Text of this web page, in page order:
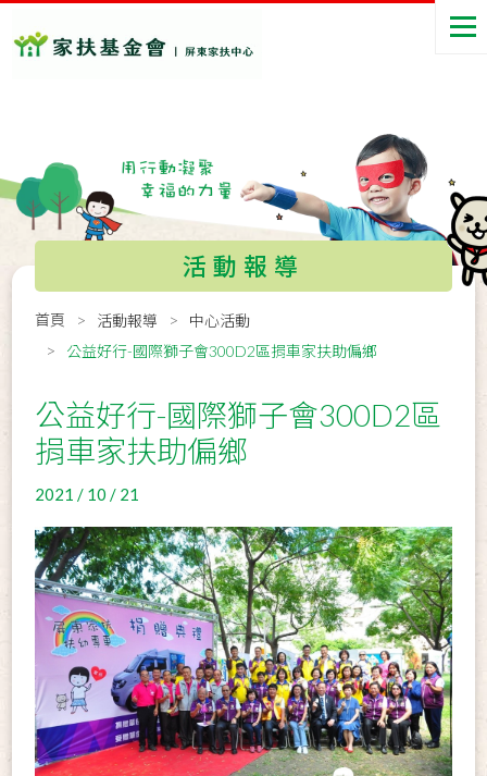
活動報導
首頁 活動報導
中心活動
公益好行-國際獅子會300D2區捐車家扶助偏鄉
公益好行-國際獅子會300D2區
捐車家扶助偏鄉
2021 / 10 / 21